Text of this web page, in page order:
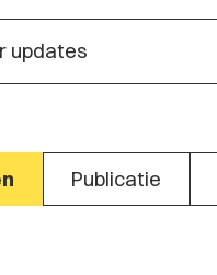
Publicatie